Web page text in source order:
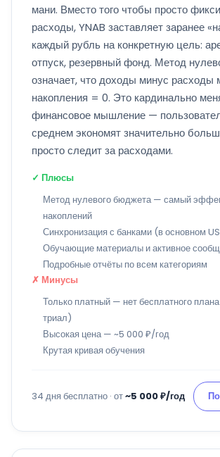
мани. Вместо того чтобы просто
расходы, YNAB заставляет заранее
каждый рубль на конкретную цель:
отпуск, резервный фонд. Метод
означает, что доходы минус расходы
накопления = 0. Это кардинально
финансовое мышление —
среднем экономят значительно
просто следит за расходами.
✓ Плюсы
Метод нулевого бюджета — самый
накоплений
Синхронизация с банками (в основном
Обучающие материалы и активное
Подробные отчёты по всем категориям
✗ Минусы
Только платный — нет бесплатного
триал)
Высокая цена — ~5 000 ₽/год
Крутая кривая обучения
34 дня бесплатно · от~5 000 ₽/год